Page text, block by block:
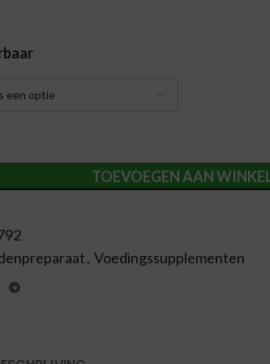
TOEVOEGEN AAN
, Voedingssupplementen